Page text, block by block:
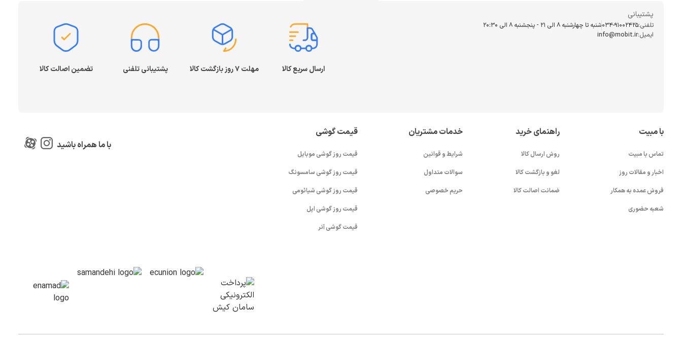
پشتیبانی
تلفنی:034-91002425شنبه تا چهارشنبه ۸ الی ۲۱ - پنجشنبه 8 الی ۲۰:۳۰
ایمیل:info@mobit.ir
ارسال سریع کالا مهلت ۷ روز بازگشت کالا پشتیبانی تلفنی تضمین اصالت کالا
با مبیت
تماس با مبیت
اخبار و مقالات روز
فروش عمده به همکار
شعبه حضوری
راهنمای خرید
روش ارسال کالا
لغو و بازگشت کالا
ضمانت اصالت کالا
خدمات مشتریان
شرایط و قوانین
سوالات متداول
حریم خصوصی
قیمت گوشی
قیمت روز گوشی موبایل
قیمت روز گوشی سامسونگ
قیمت روز گوشی شیائومی
قیمت روز گوشی اپل
قیمت گوشی آنر
با ما همراه باشید